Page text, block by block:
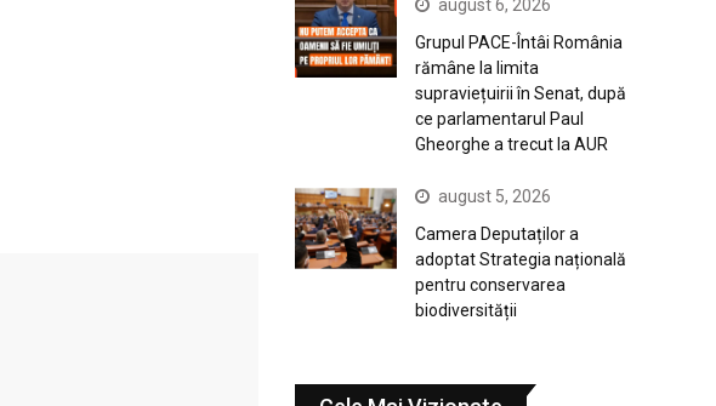
august 6, 2026
Grupul PACE-Întâi România
rămâne la limita
supraviețuirii în Senat, după
ce parlamentarul Paul
Gheorghe a trecut la AUR
august 5, 2026
Camera Deputaților a
adoptat Strategia națională
pentru conservarea
biodiversității